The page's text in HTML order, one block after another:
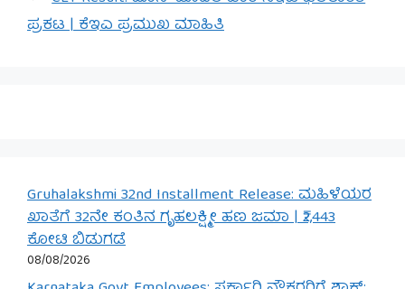
ಪ್ರಕಟ | ಕೆಇಎ ಪ್ರಮುಖ ಮಾಹಿತಿ
Gruhalakshmi 32nd Installment Release: ಮಹಿಳೆಯರ
ಖಾತೆಗೆ 32ನೇ ಕಂತಿನ ಗೃಹಲಕ್ಷ್ಮೀ ಹಣ ಜಮಾ | ₹2,443
ಕೋಟಿ ಬಿಡುಗಡೆ
08/08/2026